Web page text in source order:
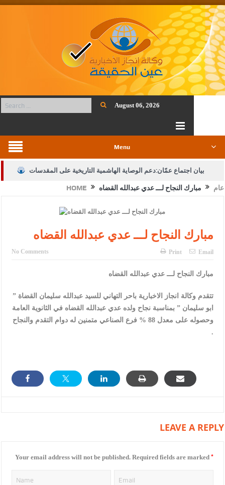
August 06, 2026
Menu
بيان اجتماع عمّان:دعم الوصاية الهاشمية التاريخية على المقدسات
الإسلامية والمسيحية
الأمن يتلف 16 مليون حبة كبتاجون و1480 كغم مواد مخدرة
النواب يقر مشروع تعديل قانون الملكية العقارية
دعوة المكلفين بخدمة العلم (الدفعة الثالثة) إلى مراجعة منصة خدمة
العلم
القاضي محمود أحمد فريحات.. مبارك ومزيدا من التوفيق
HOME عام مبارك النجاح لـــ عدي عبدالله القضاه
مبارك النجاح لـــ عدي عبدالله القضاه
No Comments Print Email
مبارك النجاح لـــ عدي عبدالله القضاه
تتقدم وكالة انجاز الاخبارية باحر التهاني للسيد عبدالله سليمان القضاة ”
ابو سليمان ” بمناسبة نجاح ولده عدي عبدالله القضاه في الثانوية العامة
وحصوله على معدل 88 % فرع الصناعي متمنين له دوام التقدم والنجاح
.
LEAVE A REPLY
Your email address will not be published. Required fields are marked *